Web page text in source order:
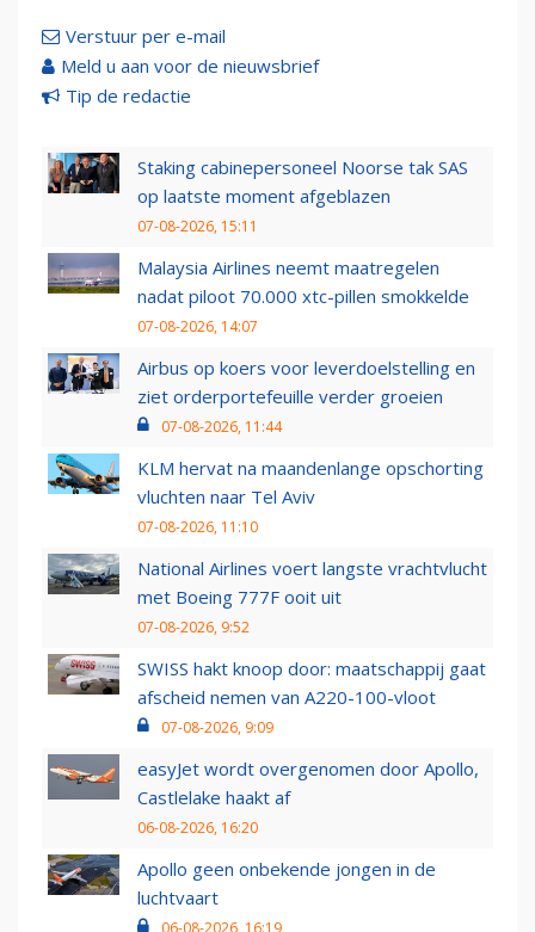
Verstuur per e-mail
Meld u aan voor de nieuwsbrief
Tip de redactie
Staking cabinepersoneel Noorse tak SAS
op laatste moment afgeblazen
07-08-2026, 15:11
Malaysia Airlines neemt maatregelen
nadat piloot 70.000 xtc-pillen smokkelde
07-08-2026, 14:07
Airbus op koers voor leverdoelstelling en
ziet orderportefeuille verder groeien
07-08-2026, 11:44
KLM hervat na maandenlange opschorting
vluchten naar Tel Aviv
07-08-2026, 11:10
National Airlines voert langste vrachtvlucht
met Boeing 777F ooit uit
07-08-2026, 9:52
SWISS hakt knoop door: maatschappij gaat
afscheid nemen van A220-100-vloot
07-08-2026, 9:09
easyJet wordt overgenomen door Apollo,
Castlelake haakt af
06-08-2026, 16:20
Apollo geen onbekende jongen in de
luchtvaart